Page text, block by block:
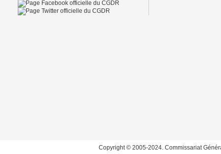
Copyright © 2005-2024. Commissariat